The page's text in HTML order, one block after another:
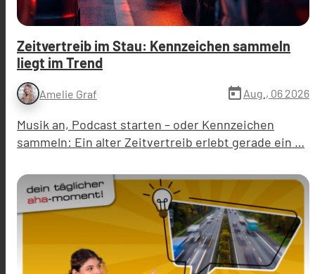
Zeitvertreib im Stau: Kennzeichen sammeln
liegt im Trend
Amelie Graf today Aug., 06 2026
Musik an, Podcast starten – oder Kennzeichen
sammeln: Ein alter Zeitvertreib erlebt gerade ein …